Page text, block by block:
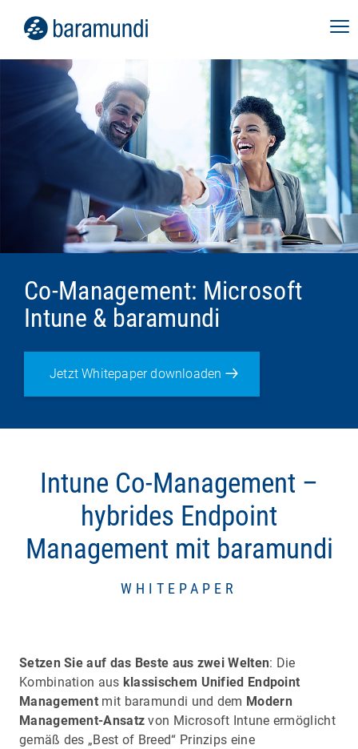
Co-Management: Microsoft
Intune & baramundi
Jetzt Whitepaper downloaden
Intune Co-Management –
hybrides Endpoint
Management mit baramundi
WHITEPAPER
Setzen Sie auf das Beste aus zwei Welten: Die
Kombination aus klassischem Unified Endpoint
Management mit baramundi und dem Modern
Management-Ansatz von Microsoft Intune ermöglicht
gemäß des „Best of Breed“ Prinzips eine